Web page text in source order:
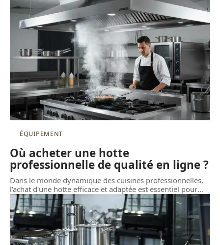
ÉQUIPEMENT
Où acheter une hotte
professionnelle de qualité en ligne ?
Dans le monde dynamique des cuisines professionnelles,
l'achat d'une hotte efficace et adaptée est essentiel pour…